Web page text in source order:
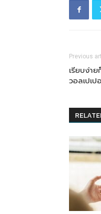
Previous
เรียบง่า
วอลเปเ